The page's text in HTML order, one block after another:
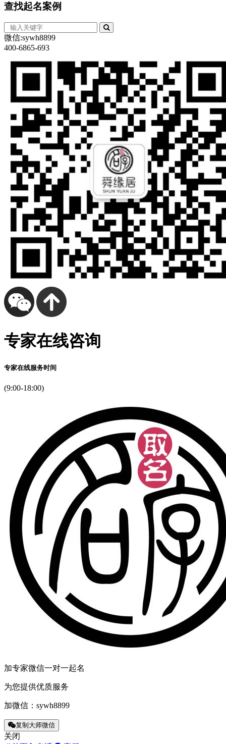
查找起名案例
微信:sywh8899
400-6865-693
专家在线咨询
专家在线服务时间
(9:00-18:00)
加专家微信一对一起名
为您提供优质服务
加微信： sywh8899
复制大师微信
关闭